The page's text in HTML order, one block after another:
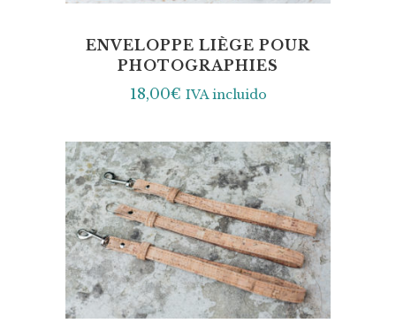
ENVELOPPE LIÈGE POUR
PHOTOGRAPHIES
18,00€ IVA incluido